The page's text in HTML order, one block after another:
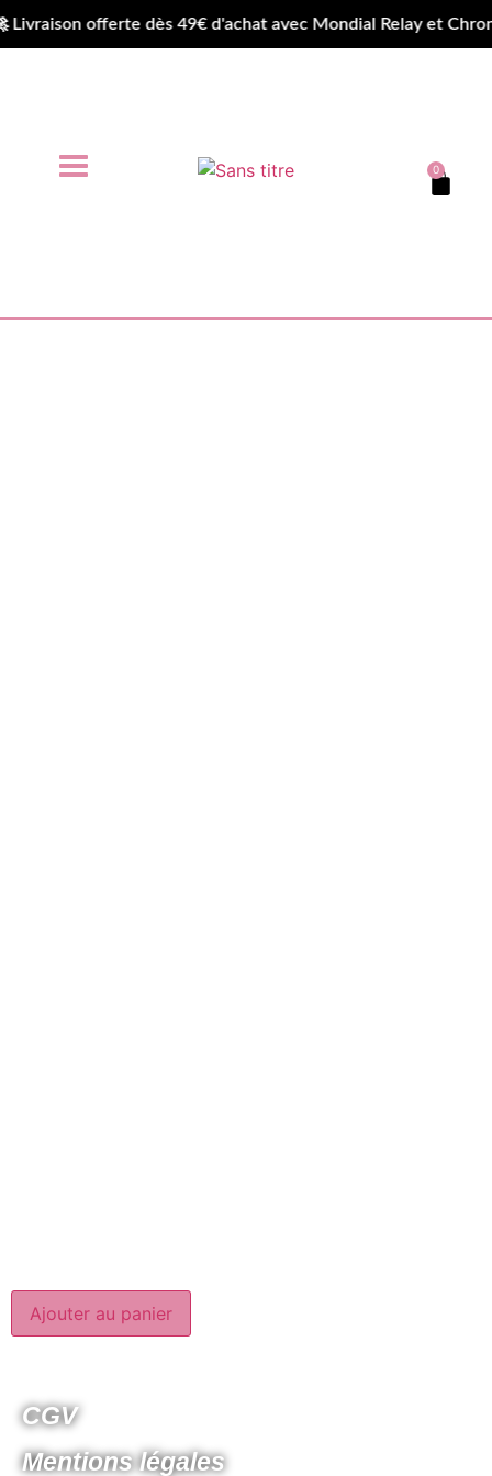
offerte dès 49€ d'achat avec Mondial Relay et
0
Ajouter au panier
CGV
Mentions légales